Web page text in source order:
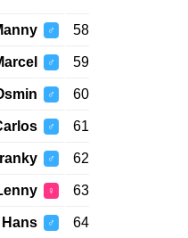
58
♂
59
♂
60
♂
61
♂
62
♂
63
♀
64
♂
Hans